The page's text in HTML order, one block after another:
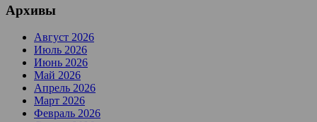
Архивы
Август 2026
Июль 2026
Июнь 2026
Май 2026
Апрель 2026
Март 2026
Февраль 2026